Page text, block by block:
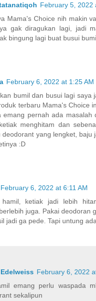
February 5, 2022
Mama's Choice nih makin
gak diragukan lagi, jadi
bingung lagi buat busui
February 6, 2022 at 1:25 AM
bumil dan busui lagi saya
terbaru Mama's Choice
emang pernah ada masalah
menghitam dan
deodorant yang lengket, baju
:D
February 6, 2022 at 6:11 AM
ketiak jadi lebih
juga. Pakai deodoran
jadi ga pede. Tapi untung
February 6, 2022
emang perlu waspada
sekalipun